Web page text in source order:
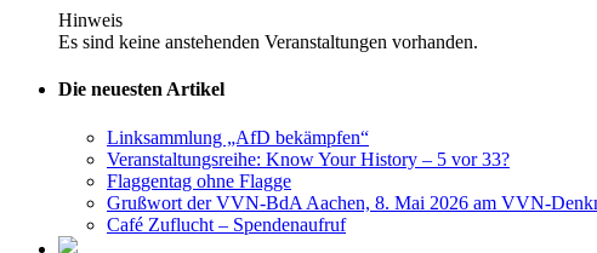
Hinweis
Es sind keine anstehenden Veranstaltungen vorhanden.
Die neuesten Artikel
Linksammlung „AfD bekämpfen“
Veranstaltungsreihe: Know Your History – 5 vor 33?
Flaggentag ohne Flagge
Grußwort der VVN-BdA Aachen, 8. Mai 2026 am VVN-
Café Zuflucht – Spendenaufruf